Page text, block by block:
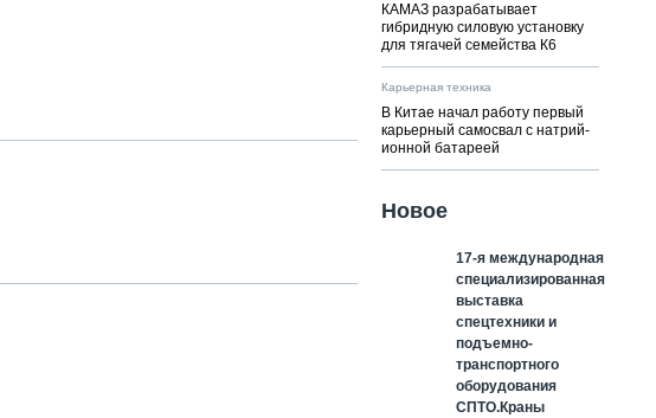
КАМАЗ разрабатывает
гибридную силовую установку
для тягачей семейства К6
Карьерная техника
В Китае начал работу первый
карьерный самосвал с натрий-
ионной батареей
Новое
17-я международная
специализированная
выставка
спецтехники и
подъемно-
транспортного
оборудования
СПТО.Краны